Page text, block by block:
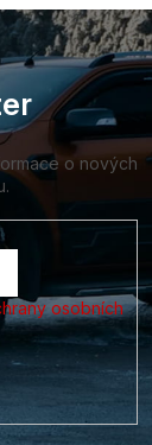
o nových
osobních